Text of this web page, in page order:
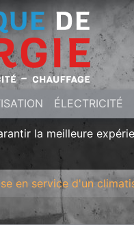
ÉLECTRICITÉ
la meilleure
en service d'un